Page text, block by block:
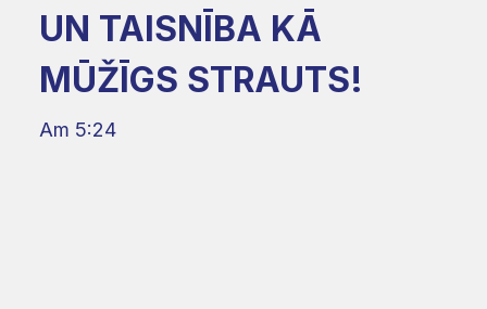
UN TAISNĪBA KĀ
MŪŽĪGS STRAUTS!
Am 5:24